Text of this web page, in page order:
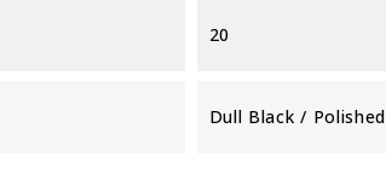
20
Dull Black / Polished